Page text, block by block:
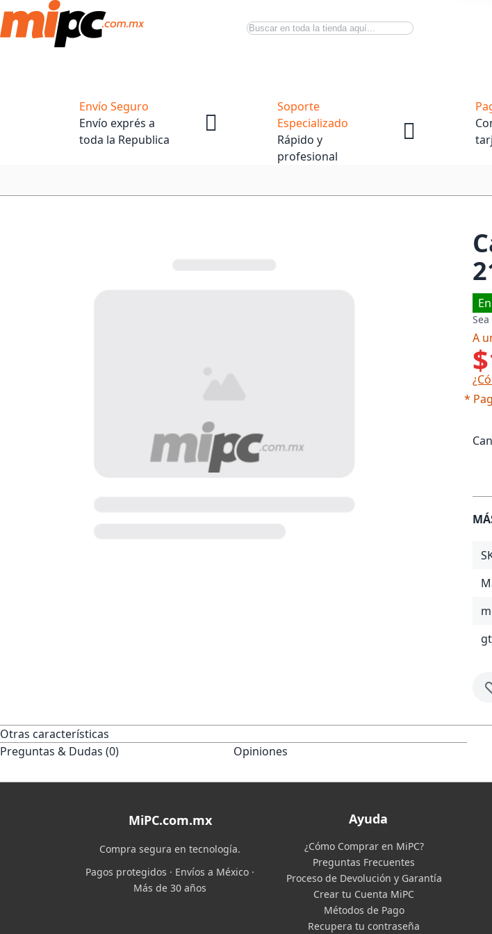
Buscar
Envío Seguro
Envío exprés a
toda la Republica
Soporte
Especializado
Rápido y
profesional
A
*
Otras características
Preguntas & Dudas (0)
Opiniones
MiPC.com.mx
Compra segura en tecnología.
Pagos protegidos · Envíos a México ·
Más de 30 años
Ayuda
¿Cómo Comprar en MiPC?
Preguntas Frecuentes
Proceso de Devolución y Garantía
Crear tu Cuenta MiPC
Métodos de Pago
Recupera tu contraseña